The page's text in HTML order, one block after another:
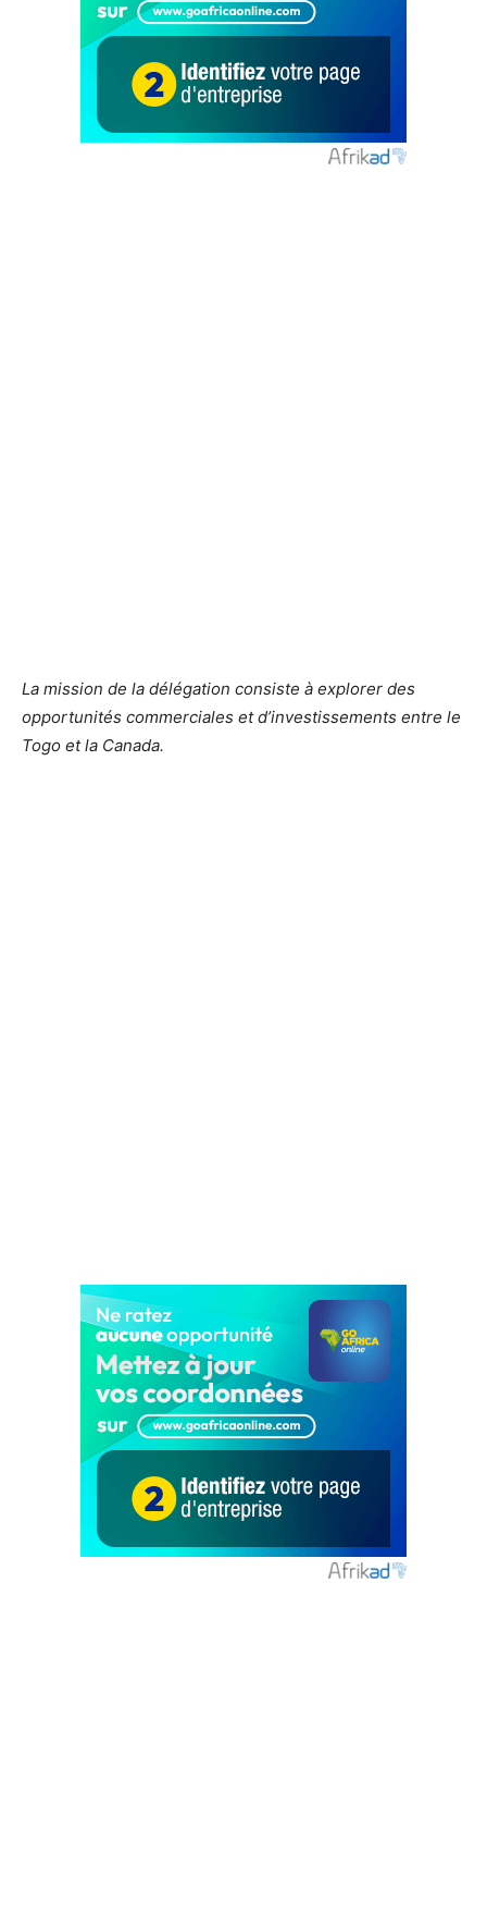
La mission de la délégation consiste à explorer des
opportunités commerciales et d’investissements entre le
Togo et la Canada.